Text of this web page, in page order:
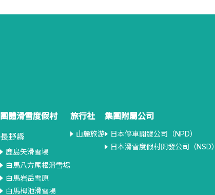
團體滑雪度假村
長野縣
鹿島矢滑雪場
白馬八方尾根滑雪場
白馬岩岳雪原
白馬栂池滑雪場
旅行社
山麓旅游
集團附屬公司
日本停車開發公司（NPD）
日本滑雪度假村開發公司（NSD）